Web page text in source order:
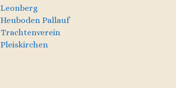
Leonberg
Heuboden Pallauf
Trachtenverein
Pleiskirchen